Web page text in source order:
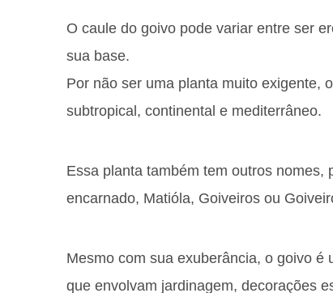
O caule do goivo pode variar entre ser
sua base.
Por não ser uma planta muito exigente,
subtropical, continental e mediterrâneo.
Essa planta também tem outros
encarnado, Matióla, Goiveiros ou
Mesmo com sua exuberância, o goivo
que envolvam jardinagem, decorações